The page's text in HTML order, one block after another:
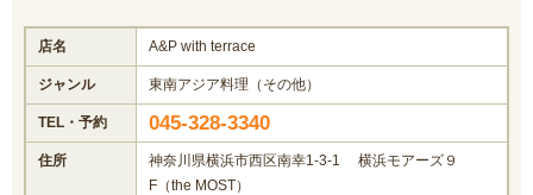
店名 A&P with terrace
ジャンル 東南アジア料理（その他）
TEL・予約 045-328-3340
住所
神奈川県横浜市西区南幸1-3-1 横浜モアーズ９
F（the MOST）